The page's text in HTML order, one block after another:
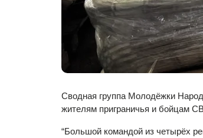
Сводная группа Молодёжки
жителям приграничья и бойцам
“Большой командой из четырёх